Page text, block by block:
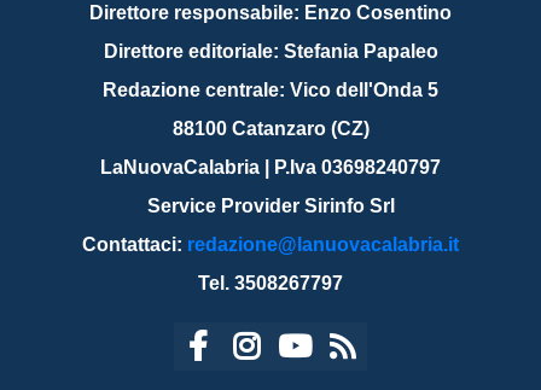
Direttore responsabile: Enzo Cosentino
Direttore editoriale: Stefania Papaleo
Redazione centrale: Vico dell'Onda 5
88100 Catanzaro (CZ)
LaNuovaCalabria | P.Iva 03698240797
Service Provider Sirinfo Srl
Contattaci: redazione@lanuovacalabria.it
Tel. 3508267797